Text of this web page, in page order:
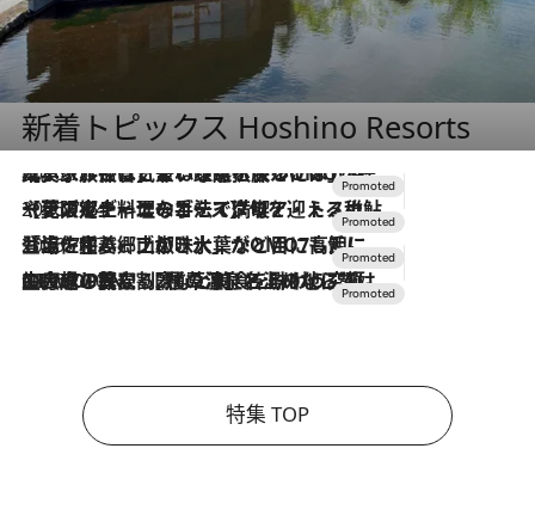
新着トピックス Hoshino Resorts
2026.7.31
【ホテル帰省】という選択肢をOMOが提案。家族とほどよい距離を保つには「昼は実家、夜は気兼ねなくホテルで！」
2026.7.24
【夏限定ディナーコース】旬を迎える稚鮎や花ズッキーニなどをイタリア・トスカーナの郷土料理の手法で満喫！
2026.7.17
「土佐和ハーブかき氷」がOMO7高知に登場！生姜、山椒、大葉など目にも舌にも涼を呼ぶ郷土の味
2026.7.10
NEW OPEN！【界 草津】名湯の地に誕生。趣の異なる2種の温泉と上州ならではの会席・蕎麦割烹など美食を味わう究極の癒やし旅
特集 TOP